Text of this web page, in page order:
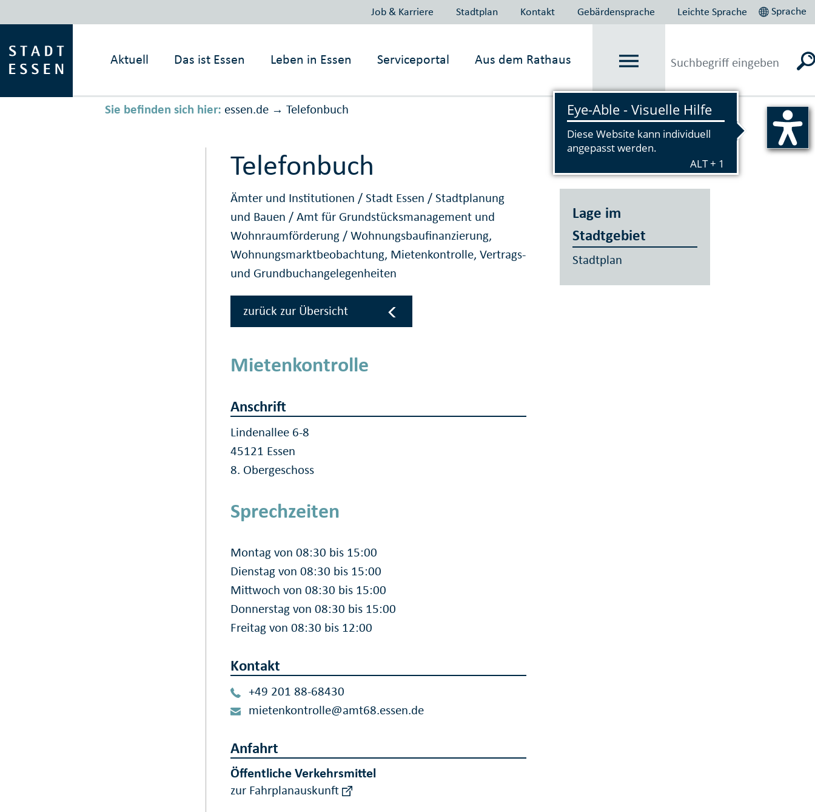
Job & Karriere Stadtplan Kontakt Gebärdensprache Leichte Sprache Sprache
Aktuell Das ist Essen Leben in Essen Serviceportal Aus dem Rathaus
Sie befinden sich hier: essen.de → Telefonbuch Vorlesen
Telefonbuch
Ämter und Institutionen /Stadt Essen /Stadtplanung
und Bauen /Amt für Grundstücksmanagement und
Wohnraumförderung /Wohnungsbaufinanzierung,
Wohnungsmarktbeobachtung, Mietenkontrolle, Vertrags-
und Grundbuchangelegenheiten
zurück zur Übersicht
Mietenkontrolle
Anschrift
Lindenallee 6-8
45121 Essen
8. Obergeschoss
Sprechzeiten
Montag von 08:30 bis 15:00
Dienstag von 08:30 bis 15:00
Mittwoch von 08:30 bis 15:00
Donnerstag von 08:30 bis 15:00
Freitag von 08:30 bis 12:00
Kontakt
+49 201 88-68430
mietenkontrolle@amt68.essen.de
Anfahrt
Öffentliche Verkehrsmittel
zur Fahrplanauskunft
Lage im
Stadtgebiet
Stadtplan